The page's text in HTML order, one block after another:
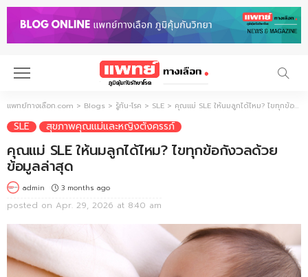
แพทย์ทางเลือก.com > Blogs > รู้ทัน-โรค > SLE > คุณแม่ SLE ให้นมลูกได้ไหม? ไขทุกข้อกังวลด้วยข้อมูลล่าสุด
SLE สุขภาพคุณแม่และหญิงตั้งครรภ์
คุณแม่ SLE ให้นมลูกได้ไหม? ไขทุกข้อกังวลด้วย
ข้อมูลล่าสุด
admin 3 months ago
posted on Apr. 29, 2026 at 8:40 am